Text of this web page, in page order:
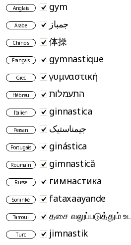
Anglais gym
Arabe جمباز
Chinois 体操
Français gymnastique
Grec γυμναστική
Hébreu התעמלות
Italien ginnastica
Persan جیمناستیک
Portugais ginástica
Roumain gimnastică
Russe гимнастика
Soninké fataxaayande
Tamoul தசை வலுப்படுத்தும்
Turc jimnastik